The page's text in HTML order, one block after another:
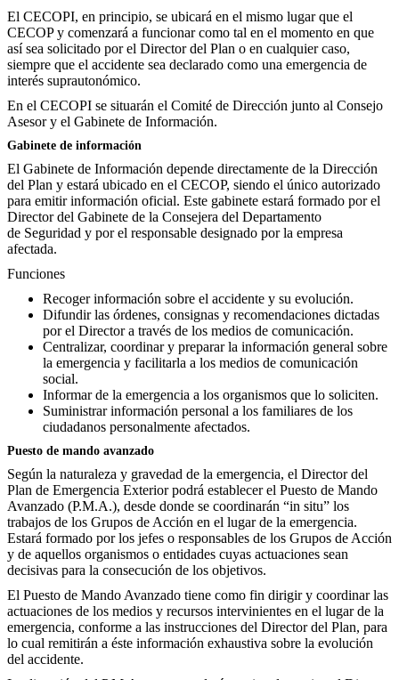
El CECOPI, en principio, se ubicará en el mismo lugar que el
CECOP y comenzará a funcionar como tal en el momento en que
así sea solicitado por el Director del Plan o en cualquier caso,
siempre que el accidente sea declarado como una emergencia de
interés suprautonómico.
En el CECOPI se situarán el Comité de Dirección junto al Consejo
Asesor y el Gabinete de Información.
Gabinete de información
El Gabinete de Información depende directamente de la Dirección
del Plan y estará ubicado en el CECOP, siendo el único autorizado
para emitir información oficial. Este gabinete estará formado por el
Director del Gabinete de la Consejera del Departamento
de Seguridad y por el responsable designado por la empresa
afectada.
Funciones
Recoger información sobre el accidente y su evolución.
Difundir las órdenes, consignas y recomendaciones dictadas
por el Director a través de los medios de comunicación.
Centralizar, coordinar y preparar la información general sobre
la emergencia y facilitarla a los medios de comunicación
social.
Informar de la emergencia a los organismos que lo soliciten.
Suministrar información personal a los familiares de los
ciudadanos personalmente afectados.
Puesto de mando avanzado
Según la naturaleza y gravedad de la emergencia, el Director del
Plan de Emergencia Exterior podrá establecer el Puesto de Mando
Avanzado (P.M.A.), desde donde se coordinarán “in situ” los
trabajos de los Grupos de Acción en el lugar de la emergencia.
Estará formado por los jefes o responsables de los Grupos de Acción
y de aquellos organismos o entidades cuyas actuaciones sean
decisivas para la consecución de los objetivos.
El Puesto de Mando Avanzado tiene como fin dirigir y coordinar las
actuaciones de los medios y recursos intervinientes en el lugar de la
emergencia, conforme a las instrucciones del Director del Plan, para
lo cual remitirán a éste información exhaustiva sobre la evolución
del accidente.